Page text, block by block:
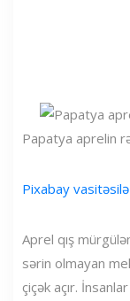
Papatya aprelin
Pixabay
Aprel qış
sərin olmayan
çiçək açır.